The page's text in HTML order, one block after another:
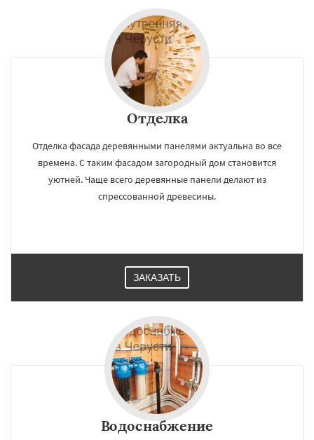
Отделка
Отделка фасада деревянными панелями актуальна во все
времена. С таким фасадом загородный дом становится
уютней. Чаще всего деревянные панели делают из
спрессованной древесины.
ЗАКАЗАТЬ
Водоснабжение